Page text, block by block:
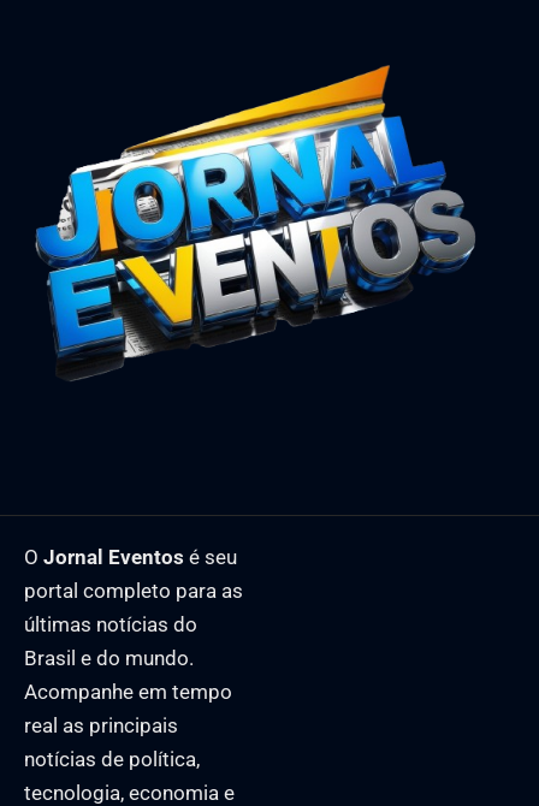
O Jornal Eventos é seu
portal completo para as
últimas notícias do
Brasil e do mundo.
Acompanhe em tempo
real as principais
notícias de política,
tecnologia, economia e